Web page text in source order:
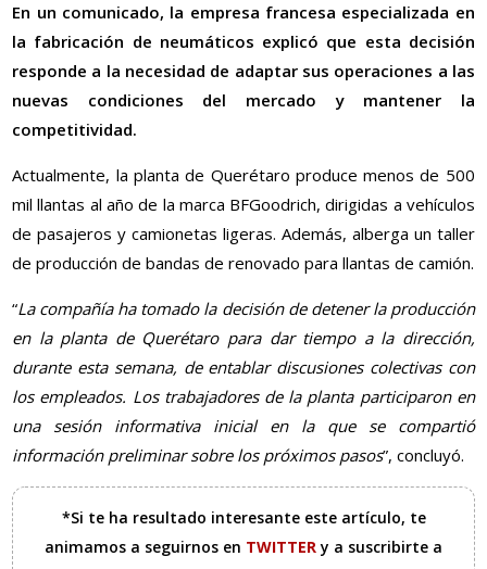
En un comunicado, la empresa francesa especializada en
la fabricación de neumáticos explicó que esta decisión
responde a la necesidad de adaptar sus operaciones a las
nuevas condiciones del mercado y mantener la
competitividad.
Actualmente, la planta de Querétaro produce menos de 500
mil llantas al año de la marca BFGoodrich, dirigidas a vehículos
de pasajeros y camionetas ligeras. Además, alberga un taller
de producción de bandas de renovado para llantas de camión.
“La compañía ha tomado la decisión de detener la producción
en la planta de Querétaro para dar tiempo a la dirección,
durante esta semana, de entablar discusiones colectivas con
los empleados. Los trabajadores de la planta participaron en
una sesión informativa inicial en la que se compartió
información preliminar sobre los próximos pasos”, concluyó.
*Si te ha resultado interesante este artículo, te
animamos a seguirnos en TWITTERy a suscribirte a